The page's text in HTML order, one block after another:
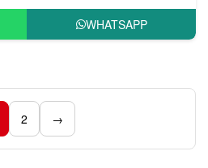
WHATSAPP
2 →